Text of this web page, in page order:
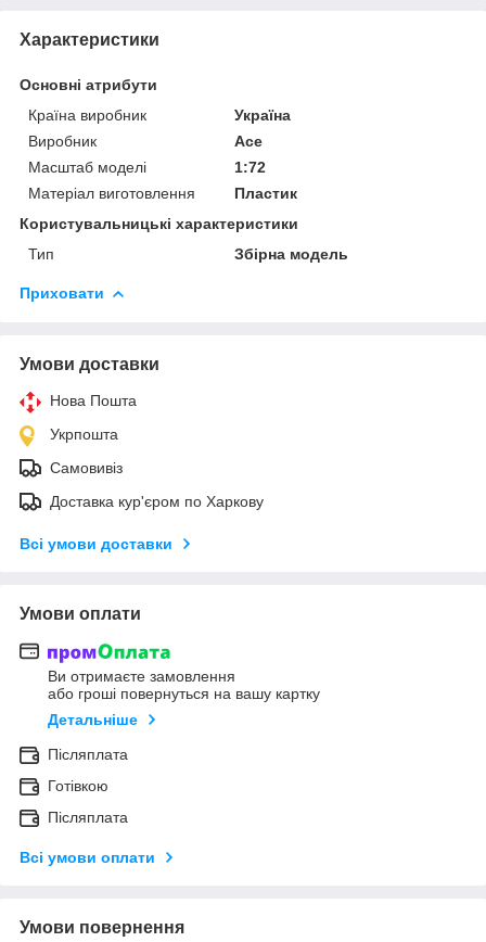
Характеристики
Основні атрибути
Країна виробник
Україна
Виробник
Ace
Масштаб моделі
1:72
Матеріал виготовлення
Пластик
Користувальницькі характеристики
Тип
Збірна модель
Приховати
Умови доставки
Нова Пошта
Укрпошта
Самовивіз
Доставка кур'єром по Харкову
Всі умови доставки
Умови оплати
Ви отримаєте замовлення
або гроші повернуться на вашу картку
Детальніше
Післяплата
Готівкою
Післяплата
Всі умови оплати
Умови повернення